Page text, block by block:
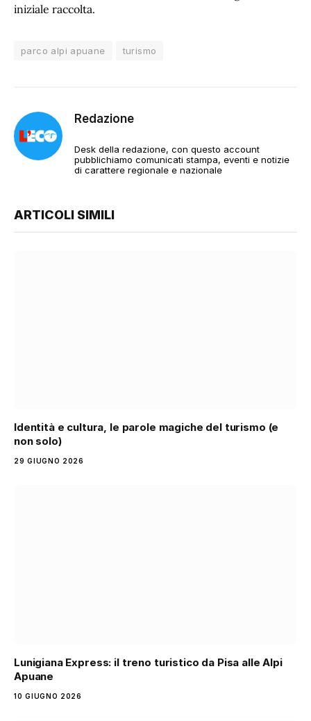
iniziale raccolta.
parco alpi apuane turismo
Redazione
Desk della redazione, con questo account
pubblichiamo comunicati stampa, eventi e notizie
di carattere regionale e nazionale
ARTICOLI SIMILI
Identità e cultura, le parole magiche del turismo (e
non solo)
29 GIUGNO 2026
Lunigiana Express: il treno turistico da Pisa alle Alpi
Apuane
10 GIUGNO 2026